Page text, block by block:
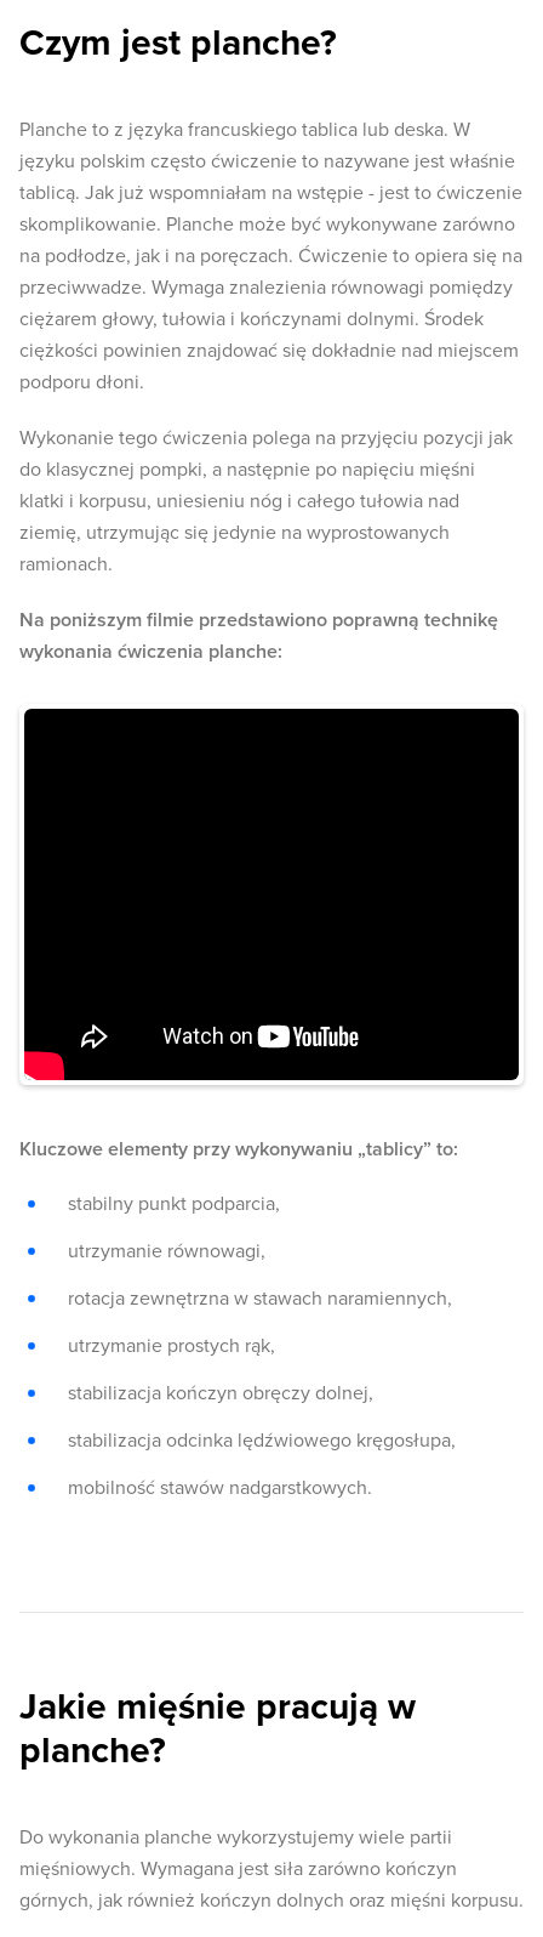
Czym jest planche?
Planche to z języka francuskiego tablica lub deska. W
języku polskim często ćwiczenie to nazywane jest właśnie
tablicą. Jak już wspomniałam na wstępie - jest to ćwiczenie
skomplikowanie. Planche może być wykonywane zarówno
na podłodze, jak i na poręczach. Ćwiczenie to opiera się na
przeciwwadze. Wymaga znalezienia równowagi pomiędzy
ciężarem głowy, tułowia i kończynami dolnymi. Środek
ciężkości powinien znajdować się dokładnie nad miejscem
podporu dłoni.
Wykonanie tego ćwiczenia polega na przyjęciu pozycji jak
do klasycznej pompki, a następnie po napięciu mięśni
klatki i korpusu, uniesieniu nóg i całego tułowia nad
ziemię, utrzymując się jedynie na wyprostowanych
ramionach.
Na poniższym filmie przedstawiono poprawną technikę
wykonania ćwiczenia planche:
Kluczowe elementy przy wykonywaniu „tablicy” to:
stabilny punkt podparcia,
utrzymanie równowagi,
rotacja zewnętrzna w stawach naramiennych,
utrzymanie prostych rąk,
stabilizacja kończyn obręczy dolnej,
stabilizacja odcinka lędźwiowego kręgosłupa,
mobilność stawów nadgarstkowych.
Jakie mięśnie pracują w
planche?
Do wykonania planche wykorzystujemy wiele partii
mięśniowych. Wymagana jest siła zarówno kończyn
górnych, jak również kończyn dolnych oraz mięśni korpusu.